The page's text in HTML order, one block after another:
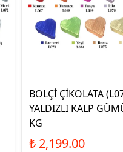
BOLÇİ ÇİKOLATA
YALDIZLI KALP
KG
₺ 2,199.00